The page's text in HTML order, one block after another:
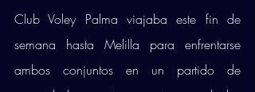
Club Voley Palma viajaba este fin de
semana hasta Melilla para enfrentarse
ambos conjuntos en un partido de